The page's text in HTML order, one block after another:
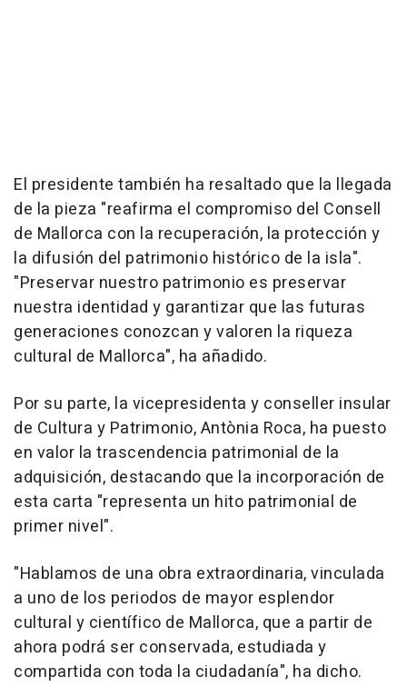
El presidente también ha resaltado que la llegada
de la pieza "reafirma el compromiso del Consell
de Mallorca con la recuperación, la protección y
la difusión del patrimonio histórico de la isla".
"Preservar nuestro patrimonio es preservar
nuestra identidad y garantizar que las futuras
generaciones conozcan y valoren la riqueza
cultural de Mallorca", ha añadido.
Por su parte, la vicepresidenta y conseller insular
de Cultura y Patrimonio, Antònia Roca, ha puesto
en valor la trascendencia patrimonial de la
adquisición, destacando que la incorporación de
esta carta "representa un hito patrimonial de
primer nivel".
"Hablamos de una obra extraordinaria, vinculada
a uno de los periodos de mayor esplendor
cultural y científico de Mallorca, que a partir de
ahora podrá ser conservada, estudiada y
compartida con toda la ciudadanía", ha dicho.